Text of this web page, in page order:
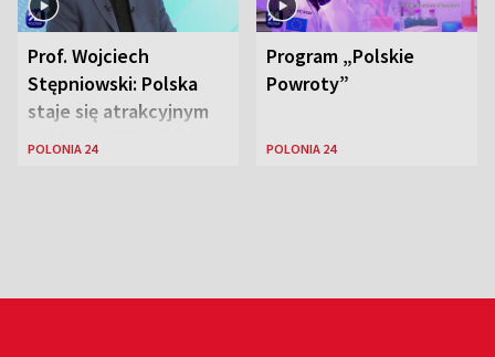
Prof. Wojciech
Stępniowski: Polska
staje się atrakcyjnym
miejscem dla
POLONIA 24
Program „Polskie
Powroty”
POLONIA 24